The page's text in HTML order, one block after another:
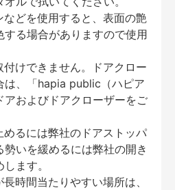
どを使用すると、表面の艶
する場合がありますので使用
けできません。ドアクロー
は、「hapia public（ハピア
アおよびドアクローザーをご
るには弊社のドアストッパ
いを緩めるには弊社の開き
ます。
時間当たりやすい場所は、